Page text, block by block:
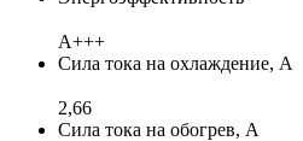
A+++
Сила тока на охлаждение, А
2,66
Сила тока на обогрев, А